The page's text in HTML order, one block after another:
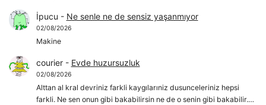
İpucu - Ne senle ne de sensiz yaşanmıyor
02/08/2026
Makine
courier- Evde huzursuzluk
02/08/2026
Alttan al kral devriniz farkli kaygılarıniz dusunceleriniz hepsi
farkli. Ne sen onun gibi bakabilirsin ne de o senin gibi bakabilir.…